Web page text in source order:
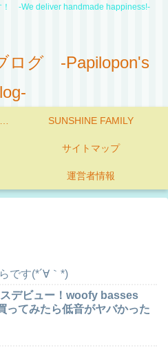
！ -We deliver handmade happiness!-
ログ -Papilopon's
SUNSHINE FAMILY
サイトマップ
運営者情報
です(*´∀｀*)
デビュー！woofy basses
ってみたら低音がヤバかった